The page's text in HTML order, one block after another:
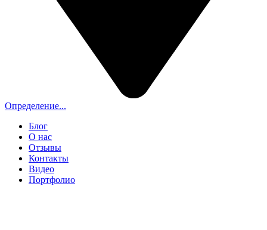
Определение...
Блог
О нас
Отзывы
Контакты
Видео
Портфолио